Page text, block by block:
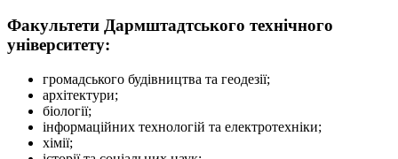
Факультети Дармштадтського технічного
університету:
громадського будівництва та геодезії;
архітектури;
біології;
інформаційних технологій та електротехніки;
хімії;